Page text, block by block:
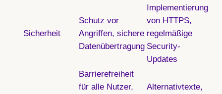
Sicherheit
Schutz vor
Angriffen, sichere
Datenübertragung
Implementierung
von HTTPS,
regelmäßige
Security-
Updates
Barrierefreiheit
für alle Nutzer,
Alternativtexte,